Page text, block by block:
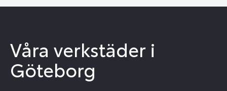
Våra verkstäder i
Göteborg